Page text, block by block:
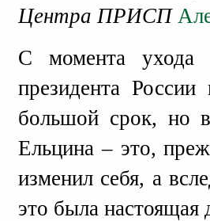
Центра ПРИСП
С момента ухода
президента
большой срок, но
Ельцина – это,
изменил себя, а
это была настоящая